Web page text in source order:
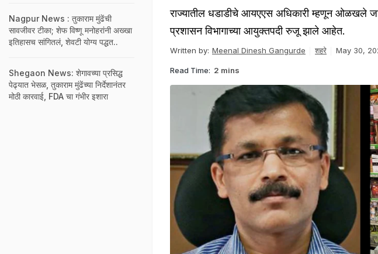
राज्यातील धडाडीचे आयएएस अधिकारी म्हणून ओळखले
प्रशासन विभागाच्या आयुक्तपदी रुजू झाले आहेत.
Written by: Meenal Dinesh Gangurde शहरे May 30,
Read Time: 2 mins
Nagpur News : तुकाराम मुंढेंची
सावजीवर टीका; शेफ विष्णू मनोहरांनी अख्खा
इतिहासच सांगितलं, शेवटी योग्य पद्धत..
Shegaon News: शेगावच्या प्रसिद्ध
पेढ्यात भेसळ, तुकाराम मुंढेंच्या निर्देशानंतर
मोठी कारवाई, FDA चा गंभीर इशारा